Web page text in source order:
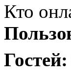
Кто
Гостей: